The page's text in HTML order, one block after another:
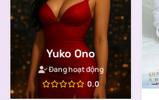
Yuko Ono
Đang hoạt động
0.0